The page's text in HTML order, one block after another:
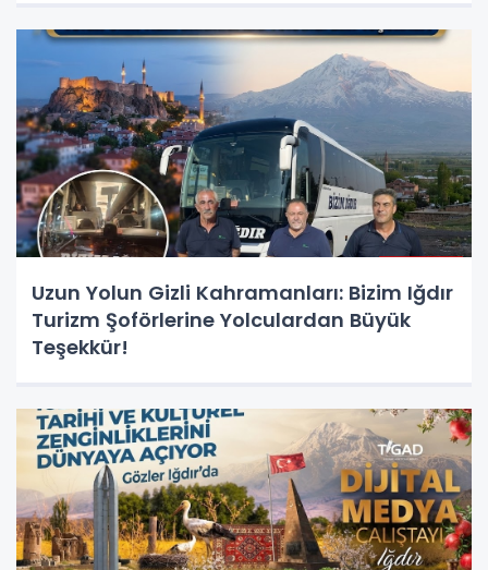
Uzun Yolun Gizli Kahramanları: Bizim Iğdır
Turizm Şoförlerine Yolculardan Büyük
Teşekkür!